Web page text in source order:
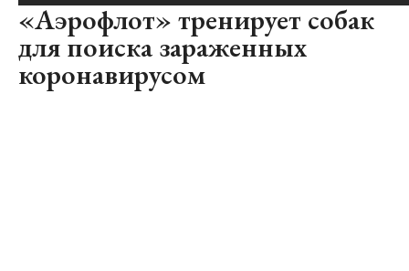
«Аэрофлот» тренирует собак
для поиска зараженных
коронавирусом